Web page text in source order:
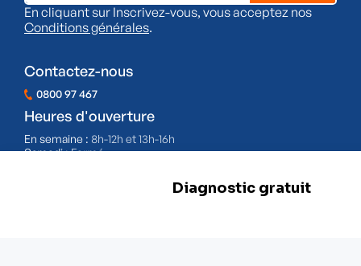
En cliquant sur Inscrivez-vous, vous acceptez nos
Conditions générales.
Contactez-nous
0800 97 467
Heures d'ouverture
En semaine : 8h-12h et 13h-16h
Samedi :Fermé